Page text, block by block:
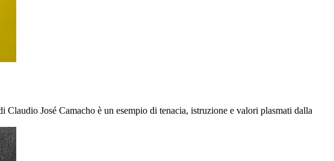
José Camacho è un esempio di tenacia, istruzione e valori plasmati dalla